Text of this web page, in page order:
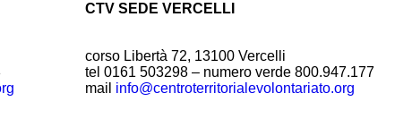
CTV SEDE VERCELLI
corso Libertà 72, 13100 Vercelli
tel 0161 503298 – numero verde 800.947.177
mail info@centroterritorialevolontariato.org